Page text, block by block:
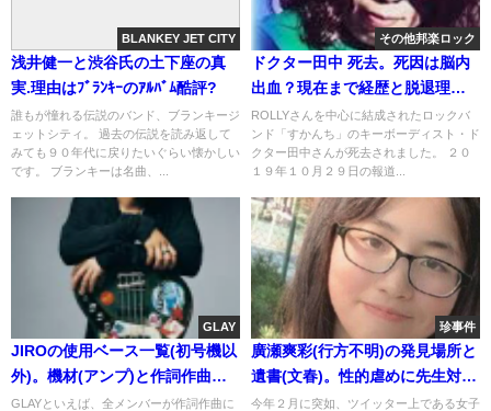
BLANKEY JET CITY
浅井健一と渋谷氏の土下座の真
実.理由はﾌﾞﾗﾝｷｰのｱﾙﾊﾞﾑ酷評?
誰もが憧れる伝説のバンド、ブランキージ
ェットシティ。 過去の伝説を読み返して
みても９０年代に戻りたいぐらい懐かしい
です。 ブランキーは名曲、...
その他邦楽ロック
ドクター田中 死去。死因は脳内
出血？現在まで経歴と脱退理由
(画像)
ROLLYさんを中心に結成されたロックバ
ンド「すかんち」のキーボーディスト・ド
クター田中さんが死去されました。 ２０
１９年１０月２９日の報道...
GLAY
JIROの使用ベース一覧(初号機以
外)。機材(アンプ)と作詞作曲の
評価。下手or上手
GLAYといえば、全メンバーが作詞作曲に
珍事件
廣瀬爽彩(行方不明)の発見場所と
遺書(文春)。性的虐めに先生対
応?
今年２月に突如、ツイッター上である女子